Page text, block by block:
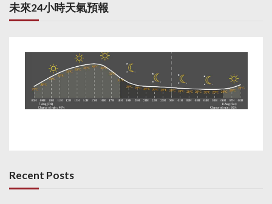
未來24小時天氣預報
Recent Posts